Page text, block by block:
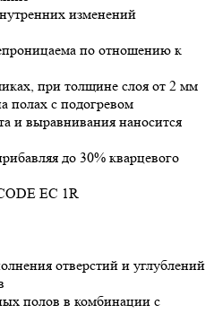
изменений
по отношению к
при толщине слоя от 2 мм
полах с подогревом
и выравнивания наносится
до 30% кварцевого
EC 1R
отверстий и углублений
полов в комбинации с